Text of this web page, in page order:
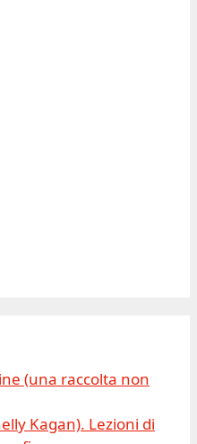
(una raccolta non
Kagan). Lezioni di